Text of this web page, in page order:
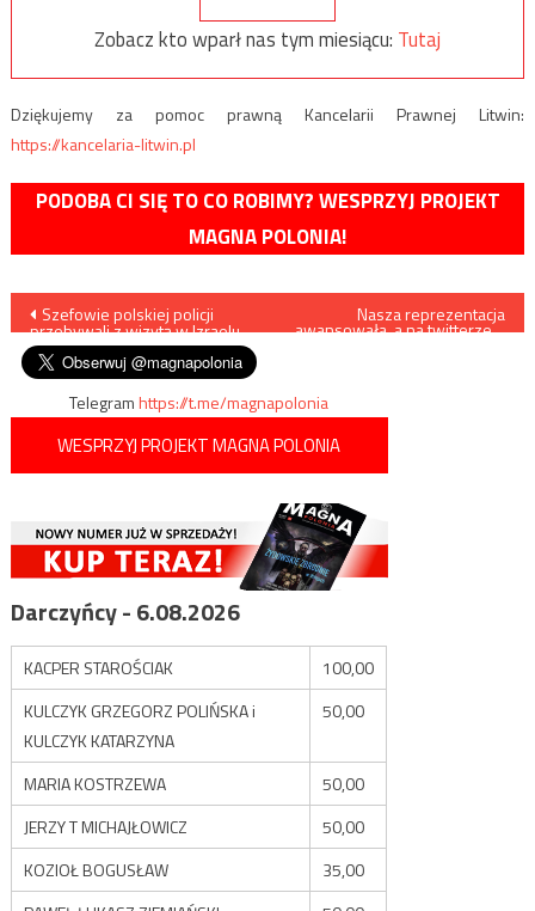
Zobacz kto wparł nas tym miesiącu: Tutaj
Dziękujemy za pomoc prawną Kancelarii Prawnej Litwin:
https://kancelaria-litwin.pl
PODOBA CI SIĘ TO CO ROBIMY? WESPRZYJ PROJEKT
MAGNA POLONIA!
Nawigacja
wpisu
Szefowie polskiej policji
przebywali z wizytą w Izraelu
Nasza reprezentacja
awansowała, a na twitterze…
Telegramhttps://t.me/magnapolonia
WESPRZYJ PROJEKT MAGNA POLONIA
Darczyńcy - 6.08.2026
KACPER STAROŚCIAK
100,00
KULCZYK GRZEGORZ POLIŃSKA i
KULCZYK KATARZYNA
50,00
MARIA KOSTRZEWA
50,00
JERZY T MICHAJŁOWICZ
50,00
KOZIOŁ BOGUSŁAW
35,00